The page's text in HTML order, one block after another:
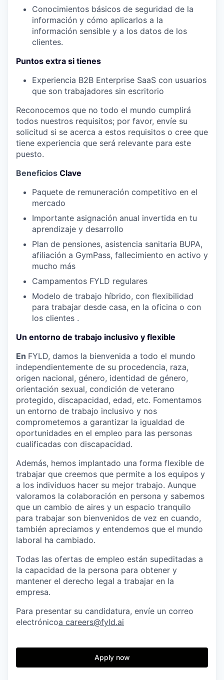
Conocimientos básicos de seguridad de la
información y cómo aplicarlos a la
información sensible y a los datos de los
clientes.
Puntos extra si tienes
Experiencia B2B Enterprise SaaS con usuarios
que son trabajadores sin escritorio
Reconocemos que no todo el mundo cumplirá
todos nuestros requisitos; por favor, envíe su
solicitud si se acerca a estos requisitos o cree que
tiene experiencia que será relevante para este
puesto.
Beneficios Clave
Paquete de remuneración competitivo en el
mercado
Importante asignación anual invertida en tu
aprendizaje y desarrollo
Plan de pensiones, asistencia sanitaria BUPA,
afiliación a GymPass, fallecimiento en activo y
mucho más
Campamentos FYLD regulares
Modelo de trabajo híbrido, con flexibilidad
para trabajar desde casa, en la oficina o con
los clientes .
Un entorno de trabajo inclusivo y flexible
En FYLD, damos la bienvenida a todo el mundo
independientemente de su procedencia, raza,
origen nacional, género, identidad de género,
orientación sexual, condición de veterano
protegido, discapacidad, edad, etc. Fomentamos
un entorno de trabajo inclusivo y nos
comprometemos a garantizar la igualdad de
oportunidades en el empleo para las personas
cualificadas con discapacidad.
Además, hemos implantado una forma flexible de
trabajar que creemos que permite a los equipos y
a los individuos hacer su mejor trabajo. Aunque
valoramos la colaboración en persona y sabemos
que un cambio de aires y un espacio tranquilo
para trabajar son bienvenidos de vez en cuando,
también apreciamos y entendemos que el mundo
laboral ha cambiado.
Todas las ofertas de empleo están supeditadas a
la capacidad de la persona para obtener y
mantener el derecho legal a trabajar en la
empresa.
Para presentar su candidatura, envíe un correo
electrónicoa careers@fyld.ai
Apply now